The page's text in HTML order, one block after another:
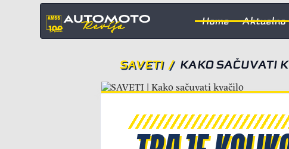
Home Aktuelno
SAVETI / KAKO SAČUVATI